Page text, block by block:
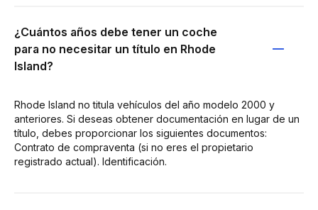
¿Cuántos años debe tener un coche
para no necesitar un título en Rhode
Island?
Rhode Island no titula vehículos del año modelo 2000 y
anteriores. Si deseas obtener documentación en lugar de un
título, debes proporcionar los siguientes documentos:
Contrato de compraventa (si no eres el propietario
registrado actual). Identificación.